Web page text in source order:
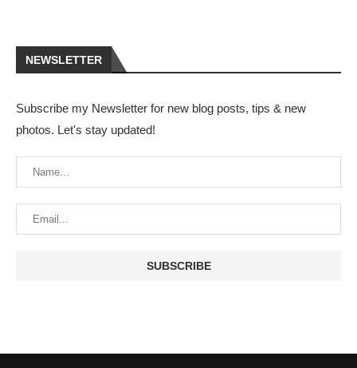
NEWSLETTER
Subscribe my Newsletter for new blog posts, tips & new
photos. Let's stay updated!